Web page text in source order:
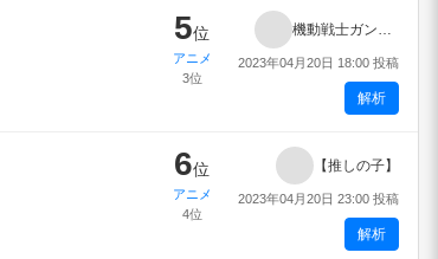
5位
アニメ
3位
機動戦士ガンダム 水星の魔女
2023年04月20日 18:00 投稿
解析
6位
アニメ
4位
【推しの子】
2023年04月20日 23:00 投稿
解析